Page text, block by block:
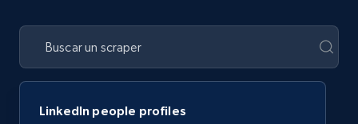
LinkedIn people profiles